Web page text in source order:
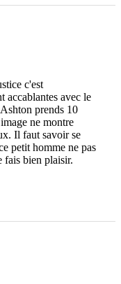
c'est
accablantes avec le
prends 10
ne montre
Il faut savoir se
petit homme ne pas
fais bien plaisir.